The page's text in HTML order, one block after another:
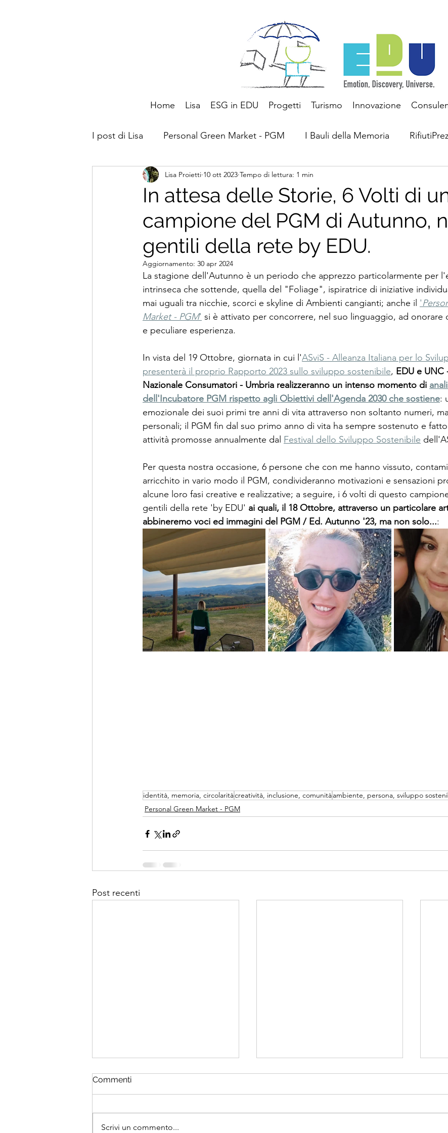
Home Lisa ESG in EDU Progetti Turismo Innovazione
I post di Lisa Personal Green Market - PGM I Bauli della Memoria
CafèLab Amico di Questioni ESG Turismo
In attesa delle Storie, 6 Volti di
campione del PGM di Autunno,
gentili della rete by EDU.
Lisa Proietti 10 ott 2023 Tempo di lettura: 1 min
Aggiornamento: 30 apr 2024
La stagione dell'Autunno è un periodo che apprezzo particolarmente per
intrinseca che sottende, quella del "Foliage", ispiratrice di iniziative
mai uguali tra nicchie, scorci e skyline di Ambienti cangianti; anche il '
Market - PGM' si è attivato per concorrere, nel suo linguaggio, ad onorare
e peculiare esperienza.
In vista del 19 Ottobre, giornata in cui l'ASviS - Alleanza Italiana per lo
presenterà il proprio Rapporto 2023 sullo sviluppo sostenibile, EDU e UNC
Nazionale Consumatori - Umbria realizzeranno un intenso momento di
dell'Incubatore PGM rispetto agli Obiettivi dell'Agenda 2030 che sostiene:
emozionale dei suoi primi tre anni di vita attraverso non soltanto numeri,
personali; il PGM fin dal suo primo anno di vita ha sempre sostenuto e
attività promosse annualmente dal Festival dello Sviluppo Sostenibile
Per questa nostra occasione, 6 persone che con me hanno vissuto,
arricchito in vario modo il PGM, condivideranno motivazioni e sensazioni
alcune loro fasi creative e realizzative; a seguire, i 6 volti di questo
gentili della rete 'by EDU' ai quali, il 18 Ottobre, attraverso un particolare
abbineremo voci ed immagini del PGM / Ed. Autunno '23, ma non solo...:
identità, memoria, circolaritàcreatività, inclusione, comunitàambiente, persona, sviluppo
Personal Green Market - PGM
Post recenti
Commenti
Scrivi un commento...